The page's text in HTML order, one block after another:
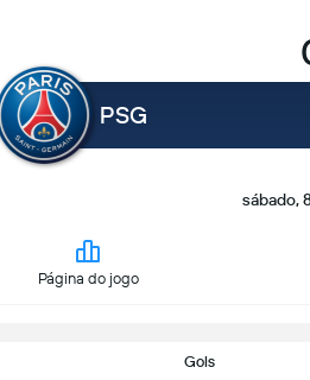
PSG
sábado,
Página do jogo
Gols